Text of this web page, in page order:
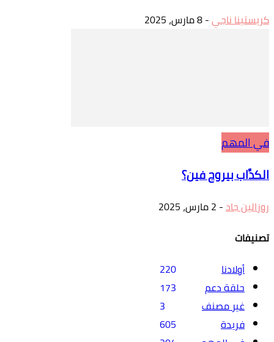
كريستينا ناجي-8 مارس، 2025
في المهم
الكدَّاب بيروح فين؟
روزالين جاد- 2 مارس، 2025
تصنيفات
أولادنا
220
حلقة دعم
173
غير مصنف
3
فريدة
605